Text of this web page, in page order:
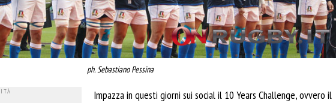
ph. Sebastiano Pessina
Impazza in questi giorni sui social il 10 Years Challenge, ovvero il